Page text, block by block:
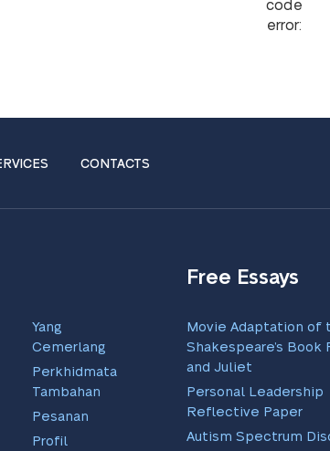
code
error:
CONTACTS
Yang
Cemerlang
Perkhidmatan
Tambahan
Pesanan
Profil
Free Essays
Movie Adaptation of
Shakespeare’s Book
and Juliet
Personal Leadership
Reflective Paper
Autism Spectrum